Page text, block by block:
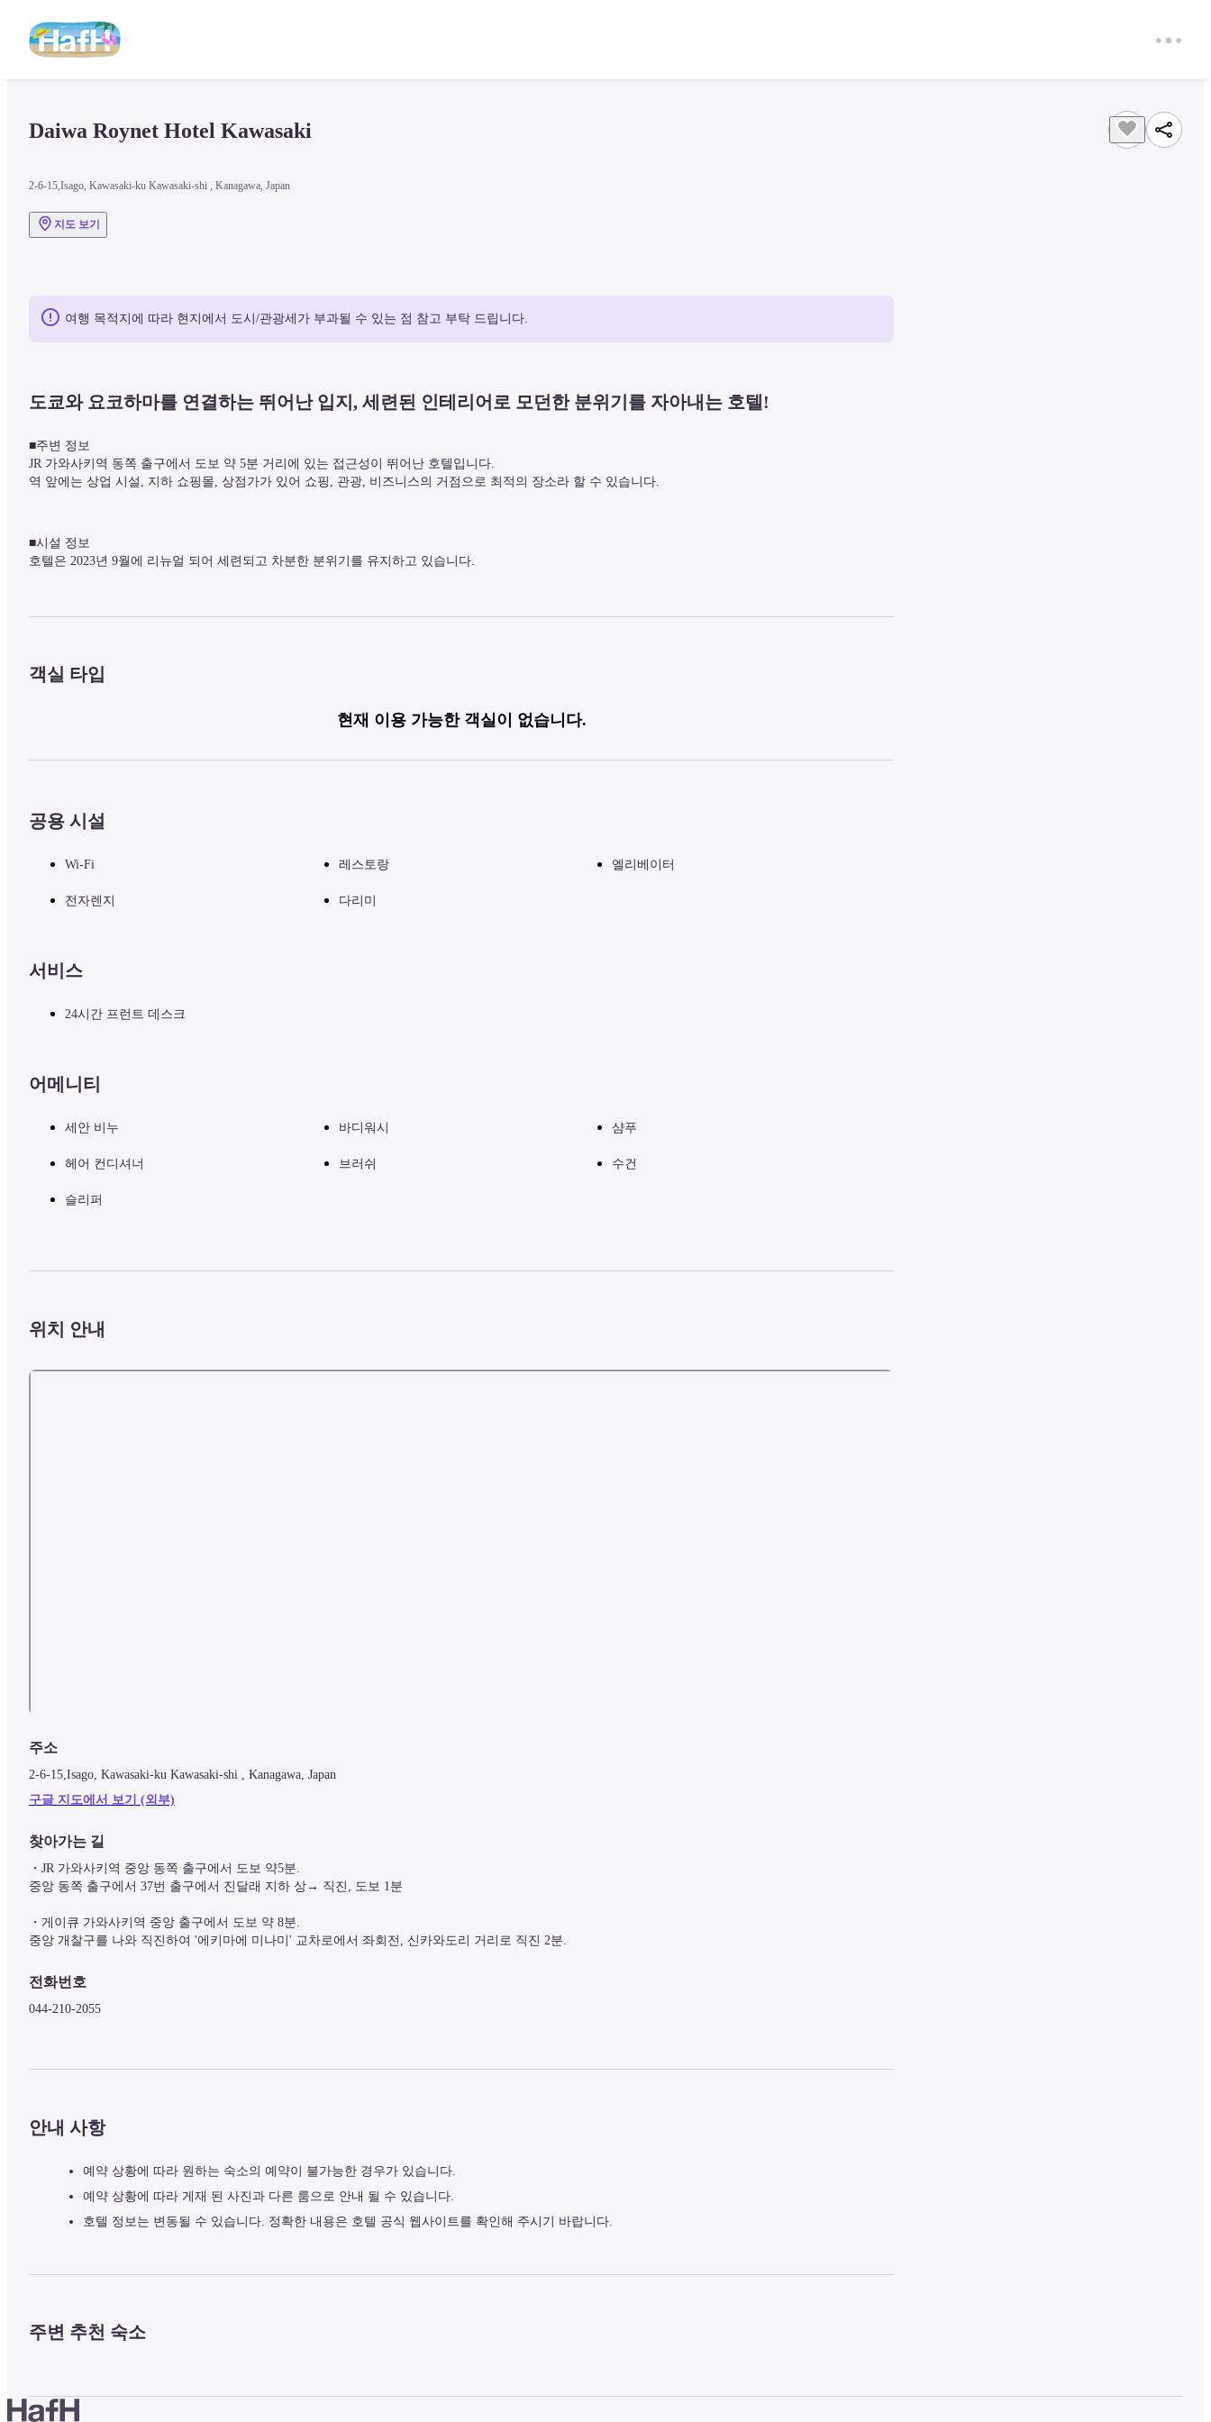
Daiwa Roynet Hotel Kawasaki
2-6-15,Isago, Kawasaki-ku Kawasaki-shi , Kanagawa, Japan
지도 보기
여행 목적지에 따라 현지에서 도시/관광세가 부과될 수 있는 점 참고 부탁 드립니다.
도쿄와 요코하마를 연결하는 뛰어난 입지, 세련된 인테리어로 모던한 분위기를 자아내는 호텔!
■주변 정보
JR 가와사키역 동쪽 출구에서 도보 약 5분 거리에 있는 접근성이 뛰어난 호텔입니다.
역 앞에는 상업 시설, 지하 쇼핑몰, 상점가가 있어 쇼핑, 관광, 비즈니스의 거점으로 최적의 장소라 할 수 있습니다.
■시설 정보
호텔은 2023년 9월에 리뉴얼 되어 세련되고 차분한 분위기를 유지하고 있습니다.
■객실 정보
침대 1개당 초등학생 미만(0-12세) 아동 최대 1명까지 무료로 숙박할 수 있습니다.
■주의 사항
객실 타입
현재 이용 가능한 객실이 없습니다.
공용 시설
Wi-Fi 레스토랑 엘리베이터
전자렌지 다리미
서비스
24시간 프런트 데스크
어메니티
세안 비누 바디워시 샴푸
헤어 컨디셔너 브러쉬 수건
슬리퍼
위치 안내
주소
2-6-15,Isago, Kawasaki-ku Kawasaki-shi , Kanagawa, Japan
구글 지도에서 보기 (외부)
찾아가는 길
・JR 가와사키역 중앙 동쪽 출구에서 도보 약5분.
중앙 동쪽 출구에서 37번 출구에서 진달래 지하 상→ 직진, 도보 1분
・게이큐 가와사키역 중앙 출구에서 도보 약 8분.
중앙 개찰구를 나와 직진하여 '에키마에 미나미' 교차로에서 좌회전, 신카와도리 거리로 직진 2분.
전화번호
044-210-2055
안내 사항
예약 상황에 따라 원하는 숙소의 예약이 불가능한 경우가 있습니다.
예약 상황에 따라 게재 된 사진과 다른 룸으로 안내 될 수 있습니다.
호텔 정보는 변동될 수 있습니다. 정확한 내용은 호텔 공식 웹사이트를 확인해 주시기 바랍니다.
주변 추천 숙소